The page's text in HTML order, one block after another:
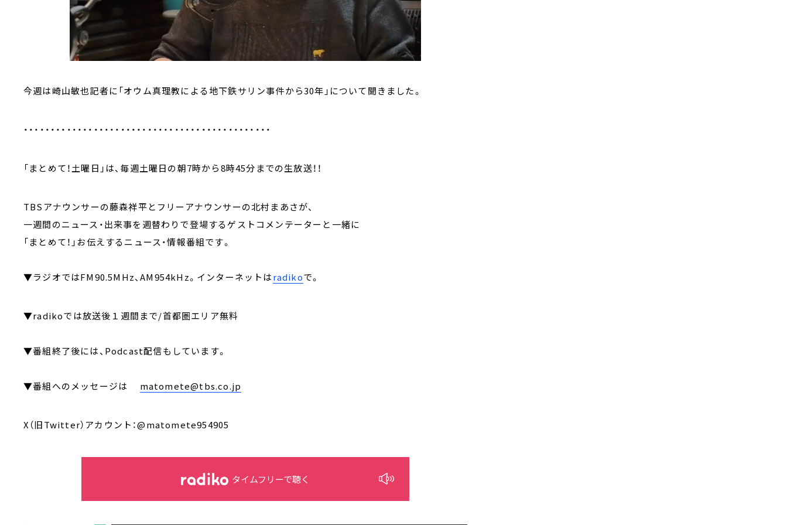
今週は崎山敏也記者に「オウム真理教による地下鉄サリン事件から30年」について聞きました。
・・・・・・・・・・・・・・・・・・・・・・・・・・・・・・・・・・・・・・・・・・・・・・
「まとめて！土曜日」は、毎週土曜日の朝7時から8時45分までの生放送！！
TBSアナウンサーの藤森祥平とフリーアナウンサーの北村まあさが、
一週間のニュース・出来事を週替わりで登場するゲストコメンテーターと一緒に
「まとめて！」お伝えするニュース・情報番組です。
▼ラジオではFM90.5MHz、AM954kHz。インターネットはradikoで。
▼radikoでは放送後１週間まで/首都圏エリア無料
▼番組終了後には、Podcast配信もしています。
▼番組へのメッセージは matomete@tbs.co.jp
X（旧Twitter）アカウント：@matomete954905
タイムフリーで聴く